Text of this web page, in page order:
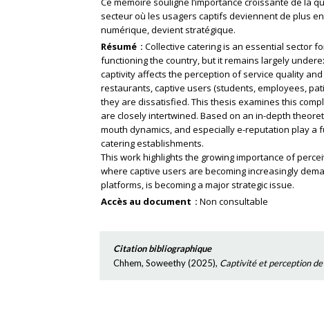
secteur où les usagers captifs deviennent de plus
numérique, devient stratégique.
Résumé
Collective catering is an essential sector
functioning the country, but it remains largely
captivity affects the perception of service quality
restaurants, captive users (students, employees,
they are dissatisfied. This thesis examines this
are closely intertwined. Based on an in-depth
mouth dynamics, and especially e-reputation play a
catering establishments.
This work highlights the growing importance of
where captive users are becoming increasingly
platforms, is becoming a major strategic issue.
Accès au document
Non consultable
Citation bibliographique
Chhem, Soweethy(2025), Captivité et perception